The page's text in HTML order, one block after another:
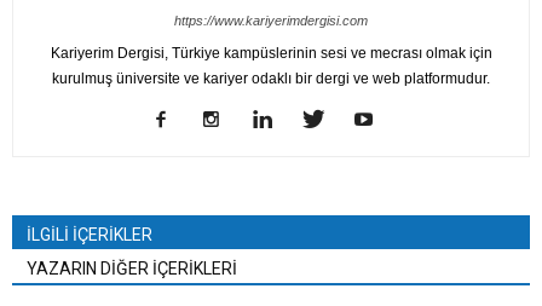
https://www.kariyerimdergisi.com
Kariyerim Dergisi, Türkiye kampüslerinin sesi ve mecrası olmak için
kurulmuş üniversite ve kariyer odaklı bir dergi ve web platformudur.
İLGİLİ İÇERİKLER
YAZARIN DİĞER İÇERİKLERİ